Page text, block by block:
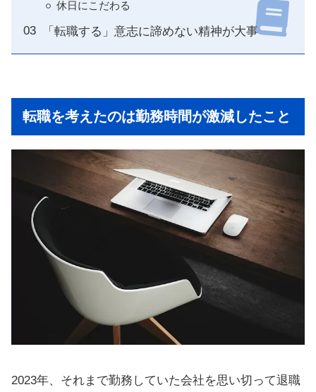
休日にこだわる
「転職する」意志に諦めない精神が大事
転職を考えたのは勤務時間が激減したこと
2023年、それまで勤務していた会社を思い切って退職